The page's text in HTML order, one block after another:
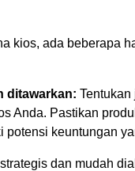
kios, ada beberapa
ditawarkan:
Anda. Pastikan
potensi keuntungan
dan mudah